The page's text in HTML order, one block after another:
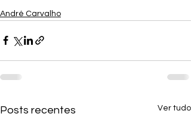
André Carvalho
Posts recentes Ver tudo